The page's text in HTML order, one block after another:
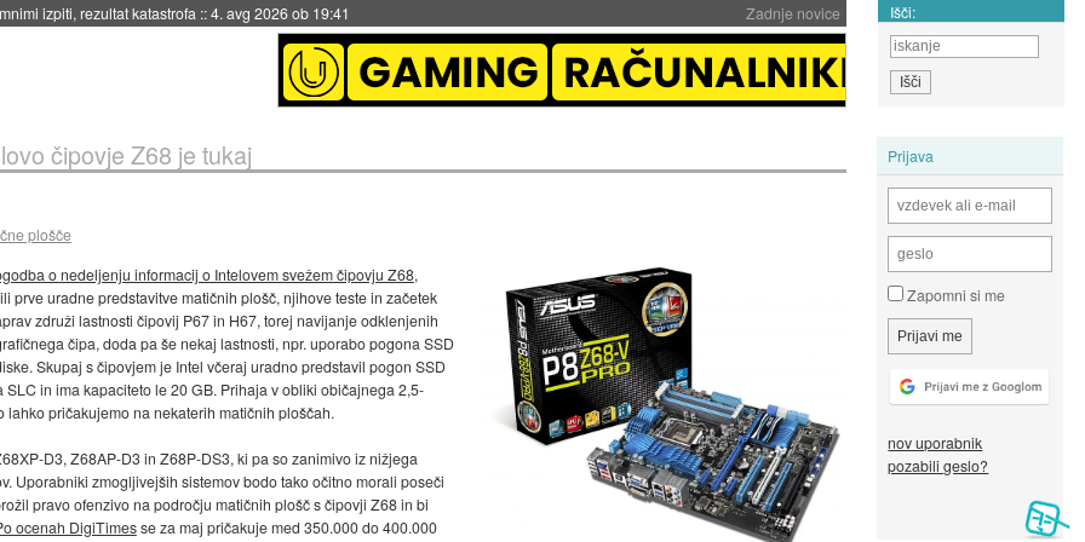
Zadnje novice
izpiti, rezultat katastrofa ::4. avg 2026 ob 19:41 Išči:
Prijava
Zapomni si me
nov uporabnik
pozabili geslo?
čipovje Z68 je tukaj
plošče
o nedeljenju informacij o Intelovem svežem čipovju Z68,
prve uradne predstavitve matičnih plošč, njihove teste in začetek
združi lastnosti čipovij P67 in H67, torej navijanje odklenjenih
čipa, doda pa še nekaj lastnosti, npr. uporabo pogona SSD
Skupaj s čipovjem je Intel včeraj uradno predstavil pogon SSD
in ima kapaciteto le 20 GB. Prihaja v obliki običajnega 2,5-
pričakujemo na nekaterih matičnih ploščah.
D3, Z68AP-D3 in Z68P-DS3, ki pa so zanimivo iz nižjega
Uporabniki zmogljivejših sistemov bodo tako očitno morali poseči
pravo ofenzivo na področju matičnih plošč s čipovji Z68 in bi
ocenah DigiTimesse za maj pričakuje med 350.000 do 400.000